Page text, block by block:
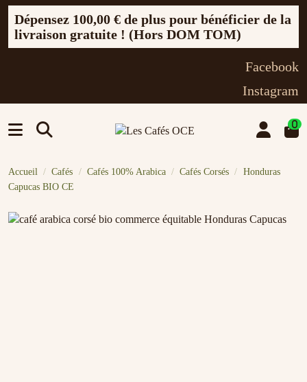
Dépensez 100,00 € de plus pour bénéficier de la
livraison gratuite ! (Hors DOM TOM)
Facebook
Instagram
0
Accueil Cafés Cafés 100% Arabica Cafés Corsés
Honduras
Capucas BIO CE